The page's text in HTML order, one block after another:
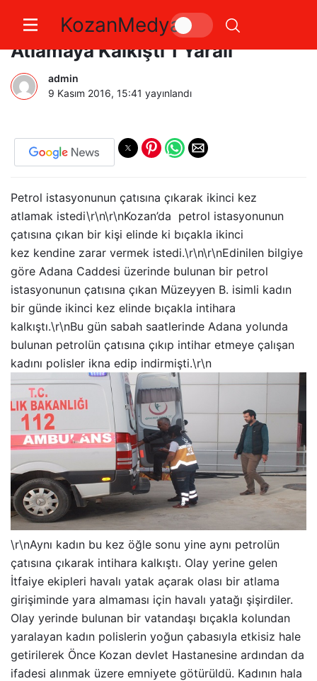
KozanMedya
Aynı Petrolde Aynı Kadın
Atlamaya Kalkıştı 1 Yaralı
admin
9 Kasım 2016, 15:41 yayınlandı
Petrol istasyonunun çatısına çıkarak ikinci kez
atlamak istedi\r\n\r\nKozan’da petrol istasyonunun
çatısına çıkan bir kişi elinde ki bıçakla ikinci
kez kendine zarar vermek istedi.\r\n\r\nEdinilen bilgiye
göre Adana Caddesi üzerinde bulunan bir petrol
istasyonunun çatısına çıkan Müzeyyen B. isimli kadın
bir günde ikinci kez elinde bıçakla intihara
kalkıştı.\r\nBu gün sabah saatlerinde Adana yolunda
bulunan petrolün çatısına çıkıp intihar etmeye çalışan
kadını polisler ikna edip indirmişti.\r\n
\r\nAynı kadın bu kez öğle sonu yine aynı petrolün
çatısına çıkarak intihara kalkıştı. Olay yerine gelen
İtfaiye ekipleri havalı yatak açarak olası bir atlama
girişiminde yara almaması için havalı yatağı şişirdiler.
Olay yerinde bulunan bir vatandaşı bıçakla kolundan
yaralayan kadın polislerin yoğun çabasıyla etkisiz hale
getirilerek Önce Kozan devlet Hastanesine ardından da
ifadesi alınmak üzere emniyete götürüldü. Kadının hala